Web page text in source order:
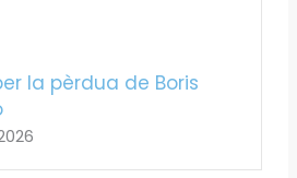
la pèrdua de Boris